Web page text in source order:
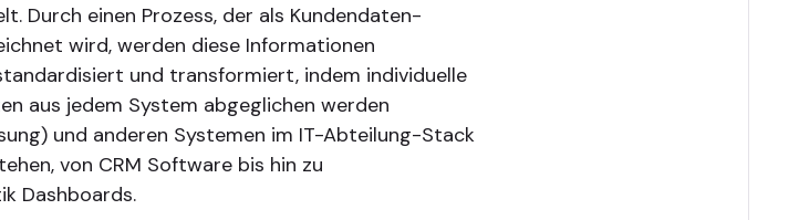
Durch einen Prozess, der als Kundendaten-
wird, werden diese Informationen
und transformiert, indem individuelle
aus jedem System abgeglichen werden
und anderen Systemen im IT-Abteilung-Stack
von CRM Software bis hin zu
Dashboards.